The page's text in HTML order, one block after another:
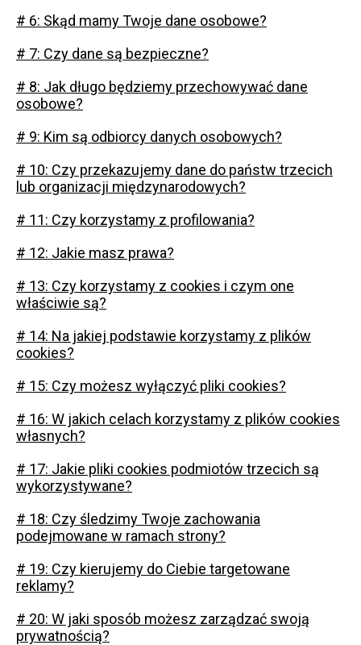
# 6: Skąd mamy Twoje dane osobowe?
# 7: Czy dane są bezpieczne?
# 8: Jak długo będziemy przechowywać dane
osobowe?
# 9: Kim są odbiorcy danych osobowych?
# 10: Czy przekazujemy dane do państw trzecich
lub organizacji międzynarodowych?
# 11: Czy korzystamy z profilowania?
# 12: Jakie masz prawa?
# 13: Czy korzystamy z cookies i czym one
właściwie są?
# 14: Na jakiej podstawie korzystamy z plików
cookies?
# 15: Czy możesz wyłączyć pliki cookies?
# 16: W jakich celach korzystamy z plików cookies
własnych?
# 17: Jakie pliki cookies podmiotów trzecich są
wykorzystywane?
# 18: Czy śledzimy Twoje zachowania
podejmowane w ramach strony?
# 19: Czy kierujemy do Ciebie targetowane
reklamy?
# 20: W jaki sposób możesz zarządzać swoją
prywatnością?